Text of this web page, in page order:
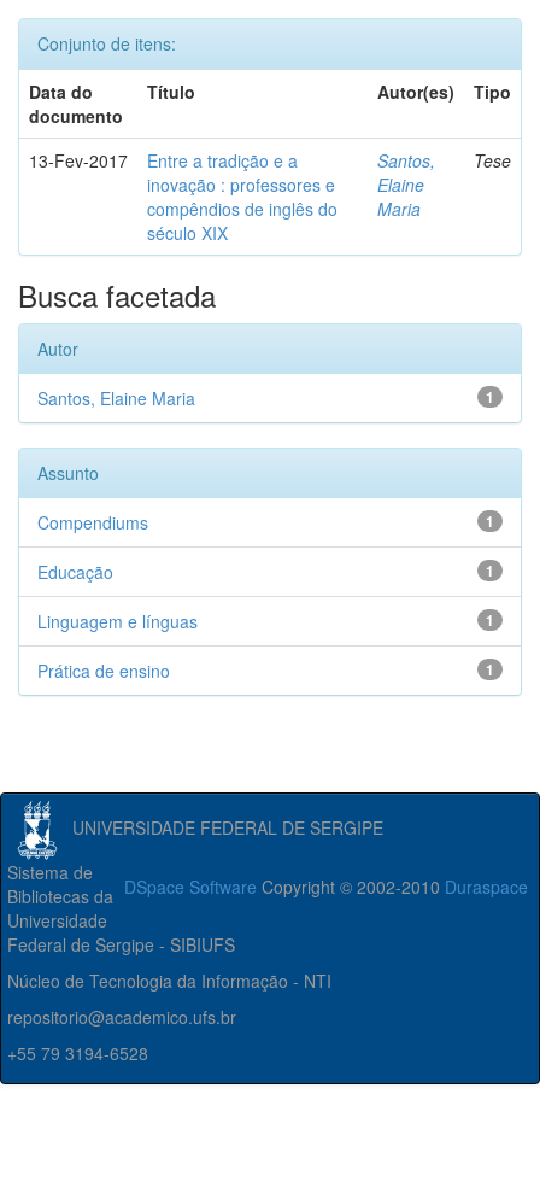
Conjunto de itens:
Data do
documento
Título Autor(es) Tipo
13-Fev-2017
Entre a tradição e a
inovação : professores e
compêndios de inglês do
século XIX
Santos,
Elaine
Maria
Tese
Busca facetada
Autor
1
Santos, Elaine Maria
Assunto
1
Compendiums
1
Educação
1
Linguagem e línguas
1
Prática de ensino
UNIVERSIDADE FEDERAL DE SERGIPE
DSpace Software Copyright © 2002-2010 Duraspace
Sistema de
Bibliotecas da
Universidade
Federal de Sergipe - SIBIUFS
Núcleo de Tecnologia da Informação - NTI
repositorio@academico.ufs.br
+55 79 3194-6528